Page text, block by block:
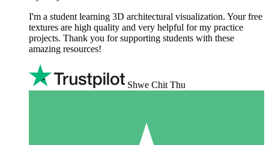
I'm a student learning 3D architectural visualization. Your free
textures are high quality and very helpful for my practice
projects. Thank you for supporting students with these
amazing resources!
Shwe Chit Thu